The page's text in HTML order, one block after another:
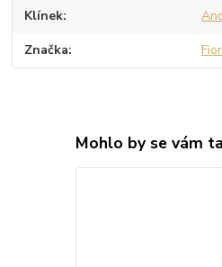
Klínek
Značka
Mohlo by se vám